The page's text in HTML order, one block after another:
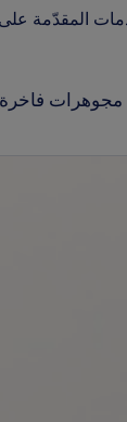
المقدّمة
مجوهرات فاخرة